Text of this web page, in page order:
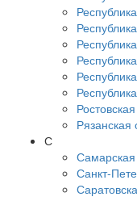
Рязанская
С
Самарская
Санкт-